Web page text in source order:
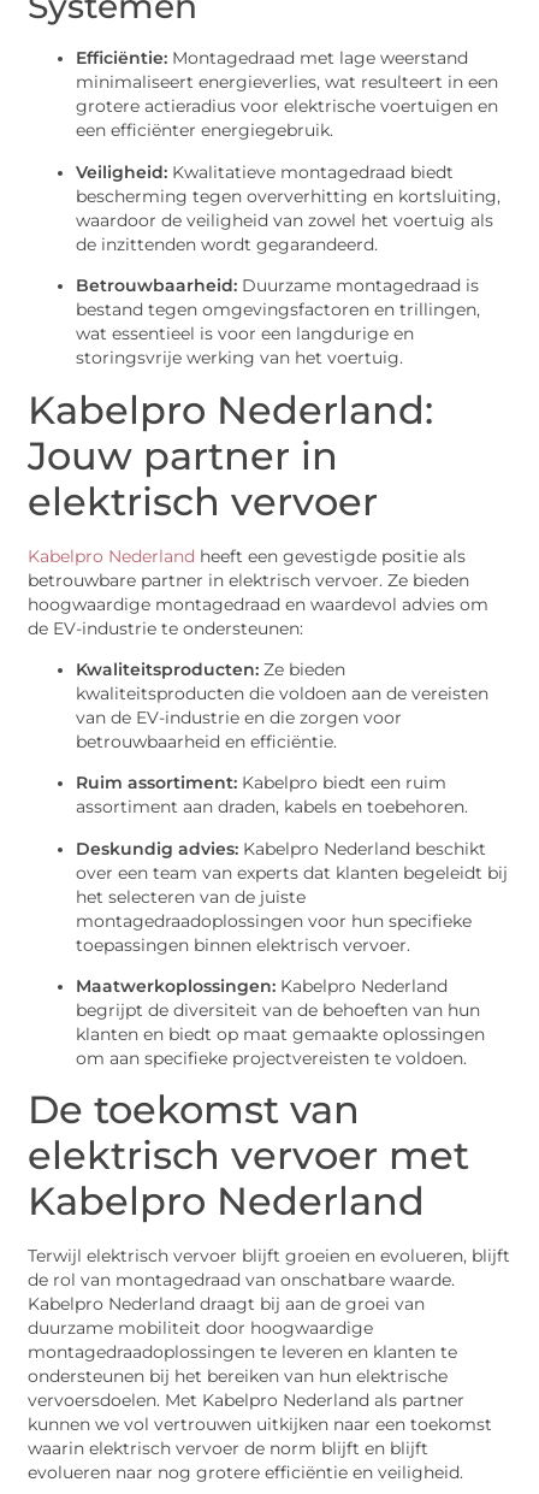
Efficiëntie: Montagedraad met lage weerstand
minimaliseert energieverlies, wat resulteert in een
grotere actieradius voor elektrische voertuigen en
een efficiënter energiegebruik.
Veiligheid: Kwalitatieve montagedraad biedt
bescherming tegen oververhitting en kortsluiting,
waardoor de veiligheid van zowel het voertuig als
de inzittenden wordt gegarandeerd.
Betrouwbaarheid: Duurzame montagedraad is
bestand tegen omgevingsfactoren en trillingen,
wat essentieel is voor een langdurige en
storingsvrije werking van het voertuig.
Kabelpro Nederland:
Jouw partner in
elektrisch vervoer
Kabelpro Nederland heeft een gevestigde positie als
betrouwbare partner in elektrisch vervoer. Ze bieden
hoogwaardige montagedraad en waardevol advies om
de EV-industrie te ondersteunen:
Kwaliteitsproducten: Ze bieden
kwaliteitsproducten die voldoen aan de vereisten
van de EV-industrie en die zorgen voor
betrouwbaarheid en efficiëntie.
Ruim assortiment: Kabelpro biedt een ruim
assortiment aan draden, kabels en toebehoren.
Deskundig advies: Kabelpro Nederland beschikt
over een team van experts dat klanten begeleidt bij
het selecteren van de juiste
montagedraadoplossingen voor hun specifieke
toepassingen binnen elektrisch vervoer.
Maatwerkoplossingen: Kabelpro Nederland
begrijpt de diversiteit van de behoeften van hun
klanten en biedt op maat gemaakte oplossingen
om aan specifieke projectvereisten te voldoen.
De toekomst van
elektrisch vervoer met
Kabelpro Nederland
Terwijl elektrisch vervoer blijft groeien en evolueren, blijft
de rol van montagedraad van onschatbare waarde.
Kabelpro Nederland draagt bij aan de groei van
duurzame mobiliteit door hoogwaardige
montagedraadoplossingen te leveren en klanten te
ondersteunen bij het bereiken van hun elektrische
vervoersdoelen. Met Kabelpro Nederland als partner
kunnen we vol vertrouwen uitkijken naar een toekomst
waarin elektrisch vervoer de norm blijft en blijft
evolueren naar nog grotere efficiëntie en veiligheid.